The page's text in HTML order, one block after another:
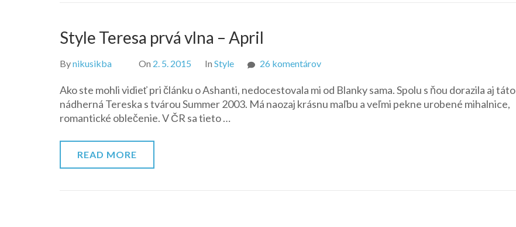
Style Teresa prvá vlna – April
Bynikusikba On 2. 5. 2015 In Style 26 komentárovna
Teresa
prvá
Ako ste mohli vidieť pri článku o Ashanti, nedocestovala mi od Blanky sama. Spolu s ňou dorazila aj táto
nádherná Tereska s tvárou Summer 2003. Má naozaj krásnu maľbu a veľmi pekne urobené mihalnice,
romantické oblečenie. V ČR sa tieto …
READ MORE